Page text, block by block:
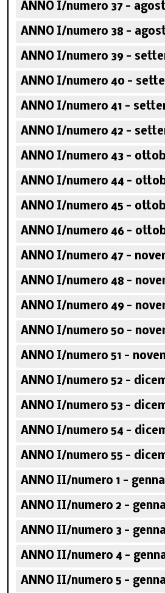
ANNO I/numero 37 -
ANNO I/numero 38 -
ANNO I/numero 39 -
ANNO I/numero 40 -
ANNO I/numero 41 -
ANNO I/numero 42 -
ANNO I/numero 43 -
ANNO I/numero 44 -
ANNO I/numero 45 -
ANNO I/numero 46 -
ANNO I/numero 47 -
ANNO I/numero 48 -
ANNO I/numero 49 -
ANNO I/numero 50 -
ANNO I/numero 51 -
ANNO I/numero 52 -
ANNO I/numero 53 -
ANNO I/numero 54 -
ANNO I/numero 55 -
ANNO II/numero 1 -
ANNO II/numero 2 -
ANNO II/numero 3 -
ANNO II/numero 4 -
ANNO II/numero 5 -